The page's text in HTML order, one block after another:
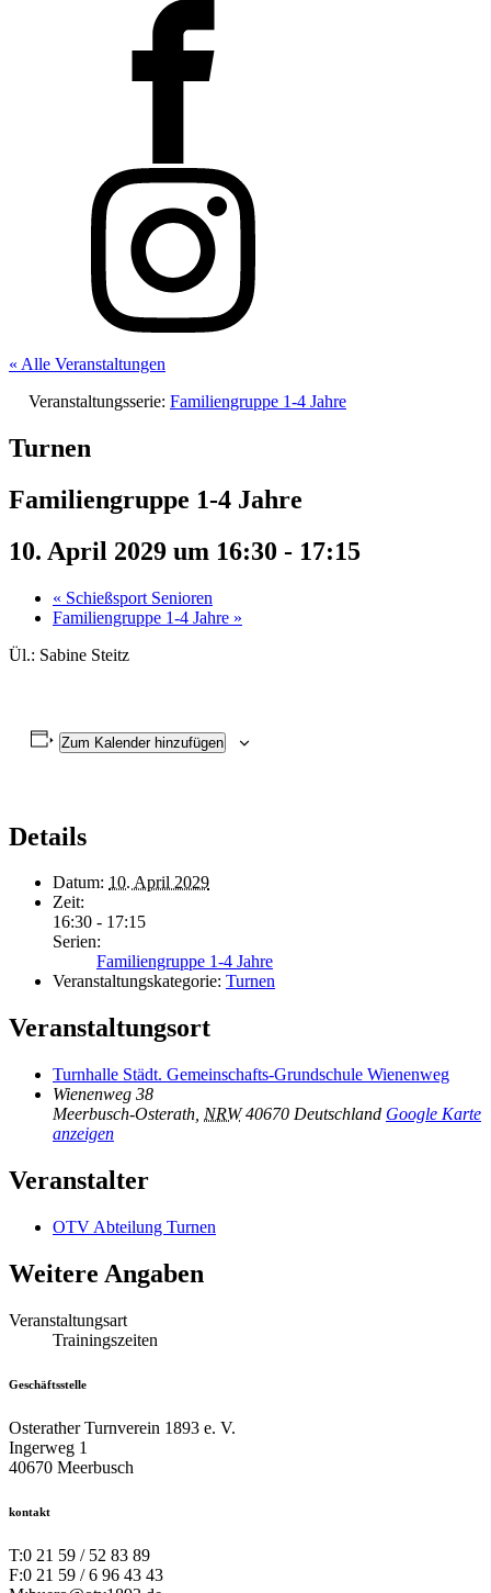
« Alle Veranstaltungen
Veranstaltungsserie: Familiengruppe 1-4 Jahre
Turnen
Familiengruppe 1-4 Jahre
10. April 2029 um 16:30 - 17:15
« Schießsport Senioren
Familiengruppe 1-4 Jahre »
Ül.: Sabine Steitz
Zum Kalender hinzufügen
Details
Datum: 10. April 2029
Zeit:
16:30 - 17:15
Serien:
Familiengruppe 1-4 Jahre
Veranstaltungskategorie: Turnen
Veranstaltungsort
Turnhalle Städt. Gemeinschafts-Grundschule Wienenweg
Wienenweg 38
Meerbusch-Osterath NRW 40670 Deutschland Google Karte
anzeigen
Veranstalter
OTV Abteilung Turnen
Weitere Angaben
Veranstaltungsart
Trainingszeiten
Geschäftsstelle
Osterather Turnverein 1893 e. V.
Ingerweg 1
40670 Meerbusch
kontakt
T:0 21 59 / 52 83 89
F:0 21 59 / 6 96 43 43